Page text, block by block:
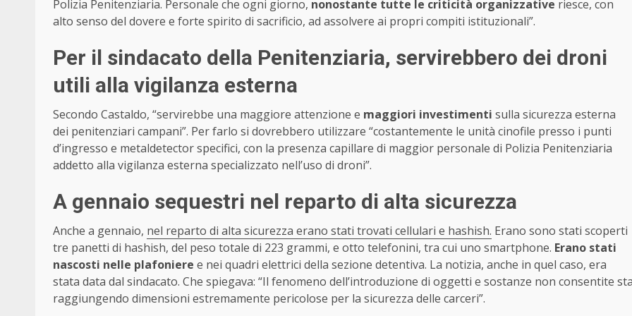
Polizia Penitenziaria. Personale che ogni giorno, nonostante tutte le criticità organizzative riesce, con
alto senso del dovere e forte spirito di sacrificio, ad assolvere ai propri compiti istituzionali”.
Per il sindacato della Penitenziaria, servirebbero dei droni
utili alla vigilanza esterna
Secondo Castaldo, “servirebbe una maggiore attenzione e maggiori investimenti sulla sicurezza esterna
dei penitenziari campani”. Per farlo si dovrebbero utilizzare “costantemente le unità cinofile presso i punti
d’ingresso e metaldetector specifici, con la presenza capillare di maggior personale di Polizia Penitenziaria
addetto alla vigilanza esterna specializzato nell’uso di droni”.
A gennaio sequestri nel reparto di alta sicurezza
Anche a gennaio, nel reparto di alta sicurezza erano stati trovati cellulari e hashish. Erano sono stati scoperti
tre panetti di hashish, del peso totale di 223 grammi, e otto telefonini, tra cui uno smartphone. Erano stati
nascosti nelle plafoniere e nei quadri elettrici della sezione detentiva. La notizia, anche in quel caso, era
stata data dal sindacato. Che spiegava: “Il fenomeno dell’introduzione di oggetti e sostanze non consentite
raggiungendo dimensioni estremamente pericolose per la sicurezza delle carceri”.